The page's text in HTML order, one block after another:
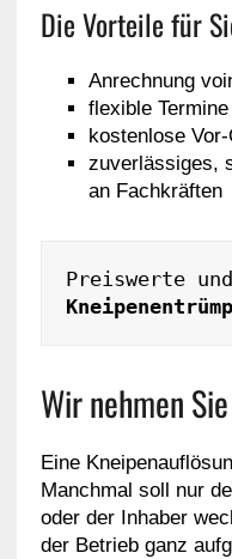
Die Vorteile für
Anrechnung
flexible
kostenlose
zuverlässiges,
an Fachkräften
Wir nehmen
Eine
Manchmal soll nur
oder der Inhaber
der Betrieb ganz